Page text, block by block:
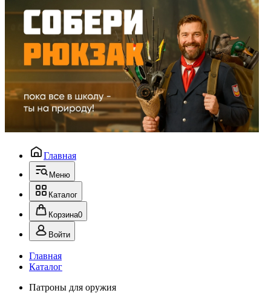
Главная
Меню
Каталог
Корзина0
Войти
Главная
Каталог
Патроны для оружия